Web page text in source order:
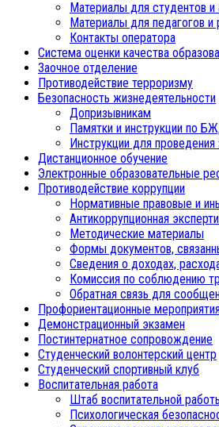
Материалы для студентов и
Материалы для педагогов и
Контакты оператора
Система оценки качества
Заочное отделение
Противодействие терроризму
Безопасность жизнедеятельности
Допризывникам
Памятки и инструкции по
Инструкции для проведения
Дистанционное обучение
Электронные образовательные
Противодействие коррупции
Нормативные правовые и
Антикоррупционная
Методические материалы
Формы документов,
Сведения о доходах,
Комиссия по соблюдению
Обратная связь для
Профориентационные
Демонстрационный экзамен
Постинтернатное сопровождение
Студенческий волонтерский центр
Студенческий спортивный клуб
Воспитательная работа
Штаб воспитательной
Психологическая